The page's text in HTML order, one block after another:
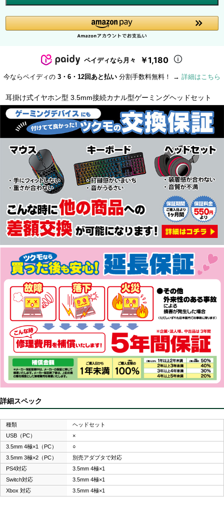
ペイディなら月々 ￥1,180
今ならペイディの 3・6・12回あと払い 分割手数料無料！ → 詳細はこちら
耳掛け式イヤホン型 3.5mm接続カナル型ゲーミングヘッドセット
詳細スペック
種類
ヘッドセット
USB（PC）
×
3.5mm 4極×1（PC）
○
3.5mm 3極×2（PC）
別売アダプタで対応
PS4対応
3.5mm 4極×1
Switch対応
3.5mm 4極×1
Xbox 対応
3.5mm 4極×1